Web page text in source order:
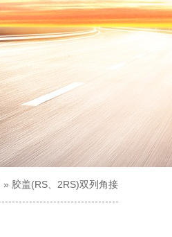
» 胶盖(RS、2RS)双列角接
触球轴承